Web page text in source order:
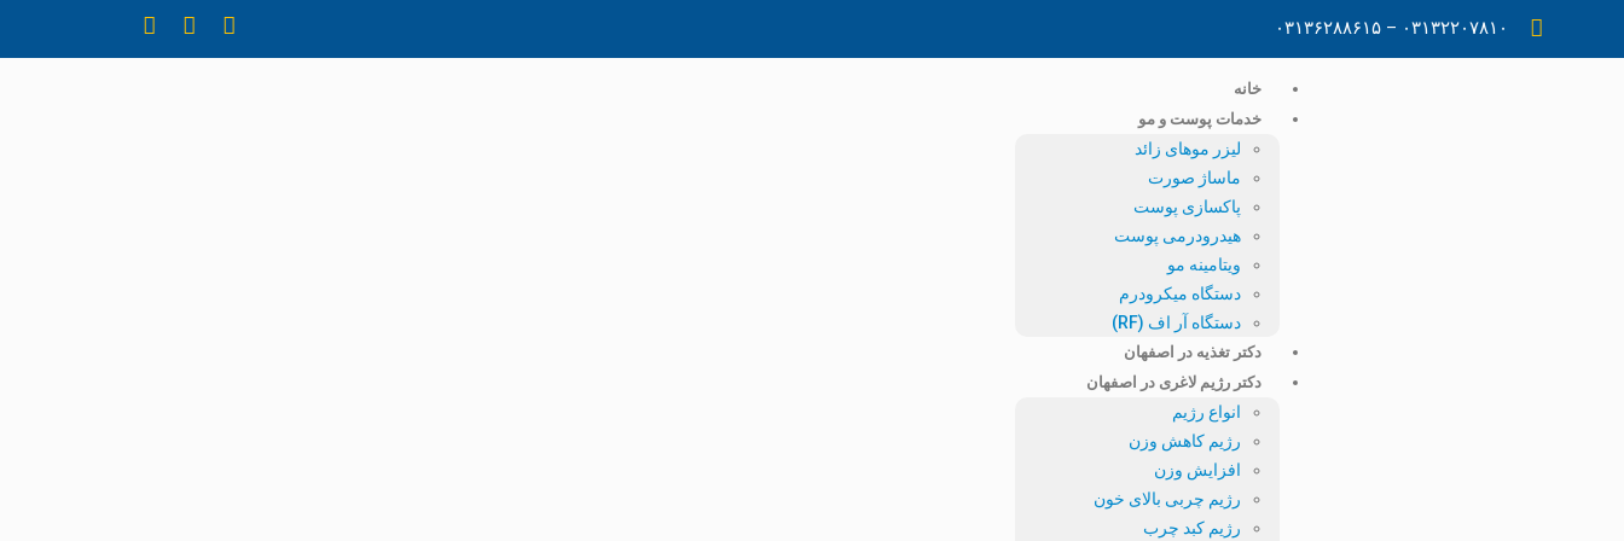
۰۳۱۳۲۲۰۷۸۱۰ – ۰۳۱۳۶۲۸۸۶۱۵
خانه
خدمات پوست و مو
لیزر موهای زائد
ماساژ صورت
پاکسازی پوست
هیدرودرمی پوست
ویتامینه مو
دستگاه میکرودرم
دستگاه آر اف (RF)
دکتر تغذیه در اصفهان
دکتر رژیم لاغری در اصفهان
انواع رژیم
رژیم کاهش وزن
افزایش وزن
رژیم چربی بالای خون
رژیم کبد چرب